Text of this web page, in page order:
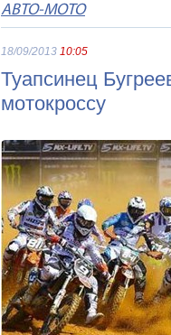
АВТО-МОТО
18/09/2013 10:05
Туапсинец
мотокроссу